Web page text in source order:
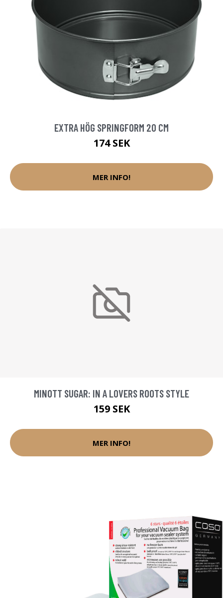
EXTRA HÖG SPRINGFORM 20 CM
174 SEK
MER INFO!
MINOTT SUGAR: IN A LOVERS ROOTS STYLE
159 SEK
MER INFO!